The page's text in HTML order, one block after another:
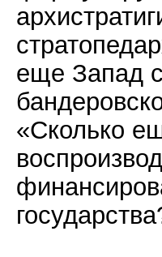
еще Запад
«Сколько